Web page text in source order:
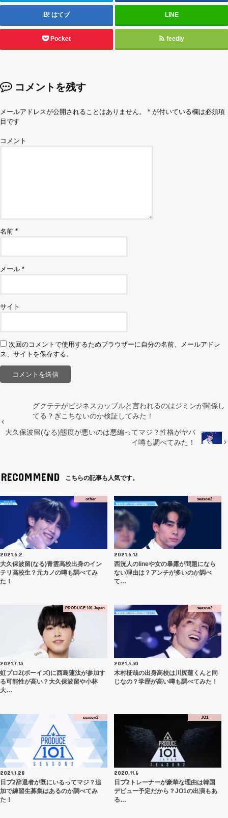
はてブ LINE
Pocket feedly
コメントを残す
メールアドレスが公開されることはありません。 * が付いている欄は必須項
目です
コメント
名前 *
メール *
サイト
次回のコメントで使用するためブラウザーに自分の名前、メールアドレ
ス、サイトを保存する。
グクテテがビジネスカップルと言われるのはジミンが関係し
てる？ぎこちないのか検証してみた！
大久保波留(なる)態度が悪いのは悪編ってマジ？性格がヤバ
イ噂も調べてみた！
RECOMMEND こちらの記事も人気です。
other
2021.5.2
大久保波留(なる)青雲高校出身のイン
テリ高校生？元カノの噂も調べてみ
た！
season2
2021.5.13
西洸人のlineや女の暴露が問題になら
ない理由は？アンチが多いのか調べ
て…
PRODUCE 101 Japan
2021.7.13
虹プロ2(ボーイズ)に西島蓮汰が参加す
る可能性が高い？大久保波留や小林
大…
season2
2021.3.30
木村柾哉の出身高校は川尻蓮くんと同
じなの？学歴が高い噂も調べてみた！
season2
2021.1.28
日プ2辞退者が既にいるってマジ？追
加で練習生募集はあるのか調べてみ
た！
JO1
2020.11.6
日プ2トレーナーが豪華な理由は韓国
デビュー予定だから？JO1の出演もあ
る…